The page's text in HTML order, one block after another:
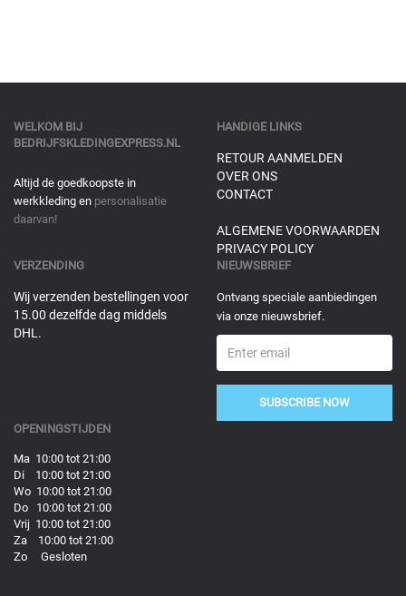
WELKOM BIJ
BEDRIJFSKLEDINGEXPRESS.NL
Altijd de goedkoopste in
werkkleding en personalisatie
daarvan!
HANDIGE LINKS
RETOUR AANMELDEN
OVER ONS
CONTACT
ALGEMENE VOORWAARDEN
PRIVACY POLICY
VERZENDING
Wij verzenden bestellingen voor
15.00 dezelfde dag middels
DHL.
NIEUWSBRIEF
Ontvang speciale aanbiedingen
via onze nieuwsbrief.
SUBSCRIBE NOW
OPENINGSTIJDEN
Ma 10:00 tot 21:00
Di 10:00 tot 21:00
Wo 10:00 tot 21:00
Do 10:00 tot 21:00
Vrij 10:00 tot 21:00
Za 10:00 tot 21:00
Zo Gesloten